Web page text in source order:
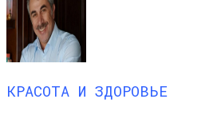
КРАСОТА И ЗДОРОВЬЕ